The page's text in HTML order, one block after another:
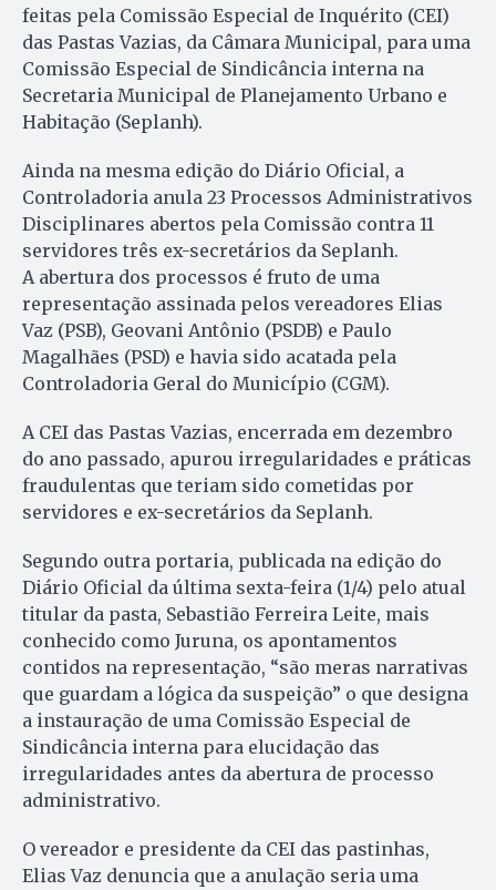
feitas pela Comissão Especial de Inquérito (CEI)
das Pastas Vazias, da Câmara Municipal, para uma
Comissão Especial de Sindicância interna na
Secretaria Municipal de Planejamento Urbano e
Habitação (Seplanh).
Ainda na mesma edição do Diário Oficial, a
Controladoria anula 23 Processos Administrativos
Disciplinares abertos pela Comissão contra 11
servidores três ex-secretários da Seplanh.
A abertura dos processos é fruto de uma
representação assinada pelos vereadores Elias
Vaz (PSB), Geovani Antônio (PSDB) e Paulo
Magalhães (PSD) e havia sido acatada pela
Controladoria Geral do Município (CGM).
A CEI das Pastas Vazias, encerrada em dezembro
do ano passado, apurou irregularidades e práticas
fraudulentas que teriam sido cometidas por
servidores e ex-secretários da Seplanh.
Segundo outra portaria, publicada na edição do
Diário Oficial da última sexta-feira (1/4) pelo atual
titular da pasta, Sebastião Ferreira Leite, mais
conhecido como Juruna, os apontamentos
contidos na representação, “são meras narrativas
que guardam a lógica da suspeição” o que designa
a instauração de uma Comissão Especial de
Sindicância interna para elucidação das
irregularidades antes da abertura de processo
administrativo.
O vereador e presidente da CEI das pastinhas,
Elias Vaz denuncia que a anulação seria uma